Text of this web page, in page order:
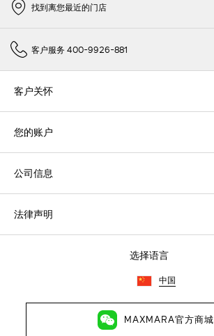
找到离您最近的门店
客户服务 400-9926-881
客户关怀
您的账户
公司信息
法律声明
选择语言
中国
MAXMARA官方商城